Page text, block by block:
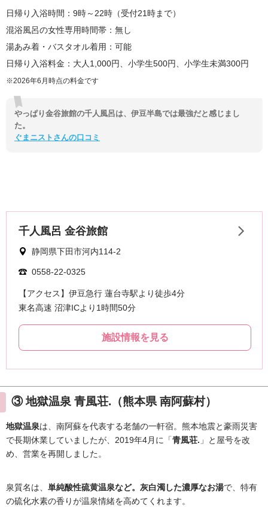
日帰り入浴時間：9時～22時（受付21時まで）
混浴風呂の女性専用時間帯：無し
湯あみ着・バスタオル着用：可能
日帰り入浴料金：大人1,000円、小学生500円、小学生未満300円
※2026年6月時点の料金です
やっぱり金谷旅館の千人風呂は、伊豆半島では最強だと感じまし
た。
ぐまニストさんの口コミ
③ 地獄温泉 青風荘.（熊本県 南阿蘇村）
地獄温泉は、南阿蘇を代表する老舗の一軒宿。熊本地震と豪雨災害
で長期休業していましたが、2019年4月に「青風荘. 」と屋号を改
め、営業を再開しました。
泉質名は、 単純酸性硫黄温泉など。灰白濁した濃厚なお湯で、特有
の硫化水素の香りが温泉情緒を高めてくれます。